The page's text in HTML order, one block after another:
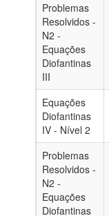
Problemas
Resolvidos -
N2 -
Equações
Diofantinas
III
Equações
Diofantinas
IV - Nível 2
Problemas
Resolvidos -
N2 -
Equações
Diofantinas